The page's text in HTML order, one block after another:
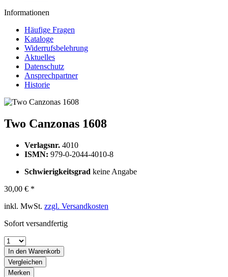
Informationen
Häufige Fragen
Kataloge
Widerrufsbelehrung
Aktuelles
Datenschutz
Ansprechpartner
Historie
Two Canzonas 1608
Verlagsnr. 4010
ISMN: 979-0-2044-4010-8
Schwierigkeitsgrad keine Angabe
30,00 € *
inkl. MwSt. zzgl. Versandkosten
Sofort versandfertig
In den Warenkorb
Vergleichen
Merken